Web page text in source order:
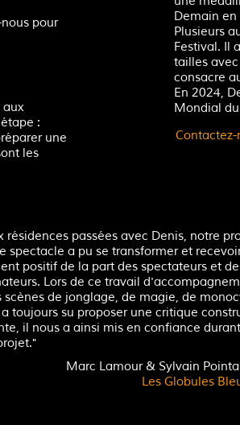
pour
aux
:
une
les
Demain
Plusieurs
Festival. Il
tailles
consacre
En 2024,
Mondial
Contactez-
résidences passées avec Denis, notre
spectacle a pu se transformer et
positif de la part des spectateurs et
Lors de ce travail
scènes de jonglage, de magie, de
toujours su proposer une critique
il nous a ainsi mis en confiance
Marc Lamour & Sylvain
Les Globules